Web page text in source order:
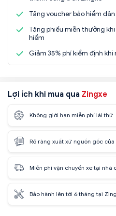
Tặng voucher bảo hiểm
Tặng phiếu miễn thưởng
hiểm
Giảm 35% phí kiểm định khi
Lợi ích khi mua qua Zingxe
Không giới hạn miễn phí lái thử
Rõ ràng xuất xứ nguồn gốc
Miễn phí vận chuyển xe tại nhà
Bảo hành lên tới 6 tháng tại